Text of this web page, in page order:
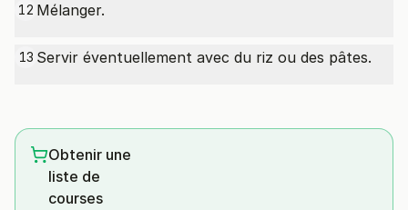
12 Mélanger.
13 Servir éventuellement avec du riz ou des pâtes.
Obtenir une
liste de
courses